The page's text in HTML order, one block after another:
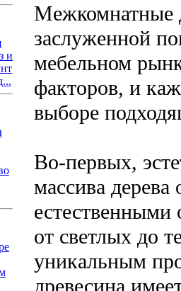
и
Межкомнатные
заслуженной
мебельном
факторов, и
выборе
Во-первых,
массива
естественными
от светлых до
уникальным
древесина